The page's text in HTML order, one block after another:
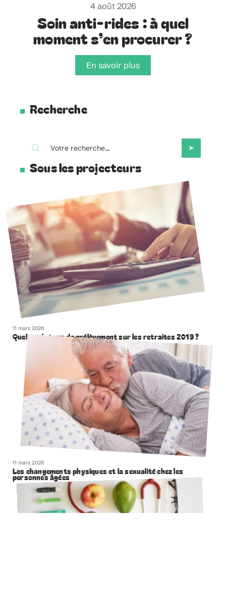
4 août 2026
Soin anti-rides : à quel
moment s’en procurer ?
En savoir plus
Recherche
Sous les projecteurs
11 mars 2026
Quel est le taux de prélèvement sur les retraites 2019 ?
11 mars 2026
Les changements physiques et la sexualité chez les
personnes âgées